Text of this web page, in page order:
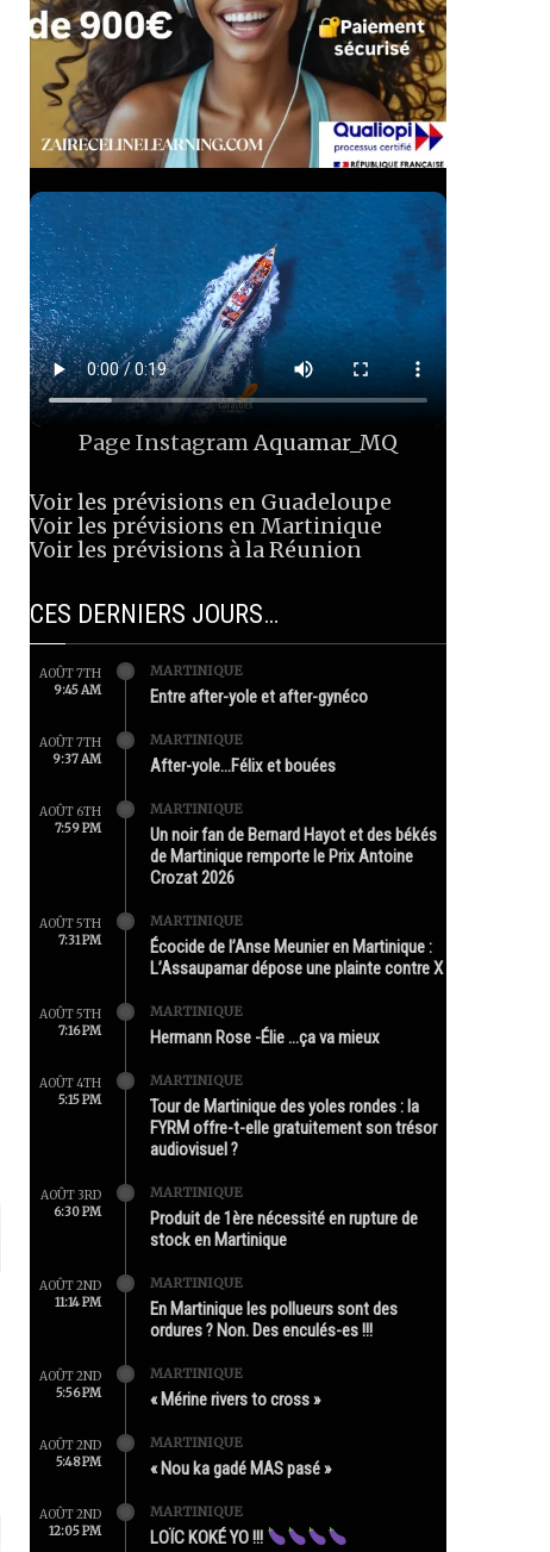
Page InstagramAquamar_MQ
Voir les prévisions en Guadeloupe
Voir les prévisions en Martinique
Voir les prévisions à la Réunion
CES DERNIERS JOURS…
AOÛT 7TH
9:45 AM
MARTINIQUE
Entre after-yole et after-gynéco
AOÛT 7TH
9:37 AM
MARTINIQUE
After-yole…Félix et bouées
AOÛT 6TH
7:59 PM
MARTINIQUE
Un noir fan de Bernard Hayot et des békés
de Martinique remporte le Prix Antoine
Crozat 2026
AOÛT 5TH
7:31 PM
MARTINIQUE
Écocide de l’Anse Meunier en Martinique :
L’Assaupamar dépose une plainte contre X
AOÛT 5TH
7:16 PM
MARTINIQUE
Hermann Rose -Élie …ça va mieux
AOÛT 4TH
5:15 PM
MARTINIQUE
Tour de Martinique des yoles rondes : la
FYRM offre-t-elle gratuitement son trésor
audiovisuel ?
AOÛT 3RD
6:30 PM
MARTINIQUE
Produit de 1ère nécessité en rupture de
stock en Martinique
AOÛT 2ND
11:14 PM
MARTINIQUE
En Martinique les pollueurs sont des
ordures ? Non. Des enculés-es !!!
AOÛT 2ND
5:56 PM
MARTINIQUE
« Mérine rivers to cross »
AOÛT 2ND
5:48 PM
MARTINIQUE
« Nou ka gadé MAS pasé »
AOÛT 2ND
12:05 PM
MARTINIQUE
LOÏC KOKÉ YO !!!